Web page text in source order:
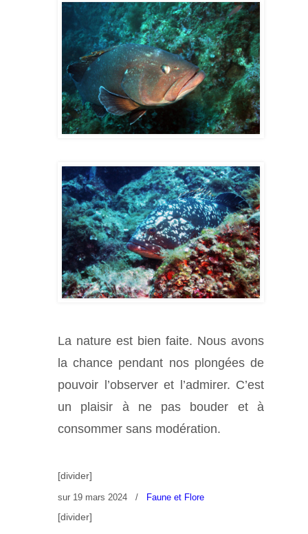
La nature est bien faite. Nous avons
la chance pendant nos plongées de
pouvoir l’observer et l’admirer. C’est
un plaisir à ne pas bouder et à
consommer sans modération.
[divider]
sur 19 mars 2024 / Faune et Flore
[divider]